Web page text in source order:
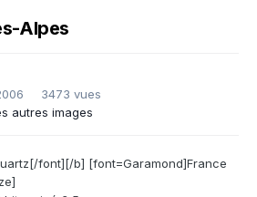
Alpes
3473 vues
autres images
font][/b] [font=Garamond]France